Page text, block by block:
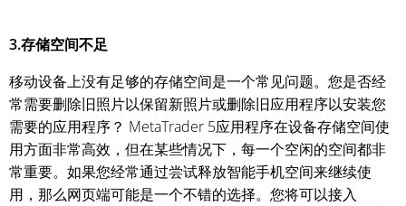
3.存储空间不足
移动设备上没有足够的存储空间是一个常见问题。您是否经
常需要删除旧照片以保留新照片或删除旧应用程序以安装您
需要的应用程序？ MetaTrader 5应用程序在设备存储空间使
用方面非常高效，但在某些情况下，每一个空闲的空间都非
常重要。如果您经常通过尝试释放智能手机空间来继续使
用，那么网页端可能是一个不错的选择。您将可以接入